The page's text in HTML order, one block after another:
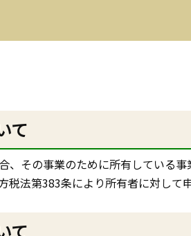
て
、その事業のために所有している
税法第383条により所有者に対して
て